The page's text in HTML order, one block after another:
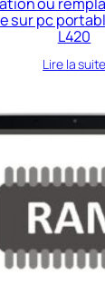
sur pc
L420
Lire la suite